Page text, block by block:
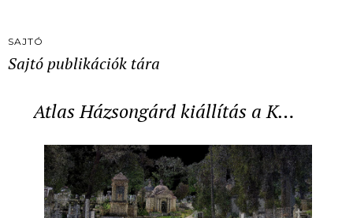
SAJTÓ
Sajtó publikációk tára
Atlas Házsongárd kiállítás a K…